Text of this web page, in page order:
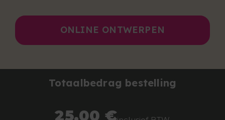
ONLINE ONTWERPEN
Totaalbedrag bestelling
25,00 €